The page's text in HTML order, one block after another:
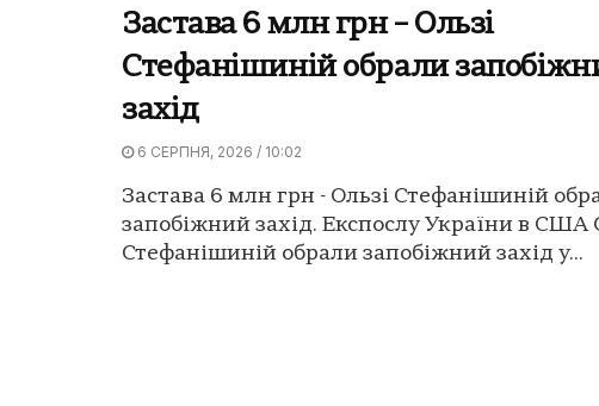
Застава 6 млн грн – Ользі
Стефанішиній обрали
захід
6 СЕРПНЯ, 2026 / 10:02
Застава 6 млн грн - Ользі Стефанішиній
запобіжний захід. Експослу України в США
Стефанішиній обрали запобіжний захід у...